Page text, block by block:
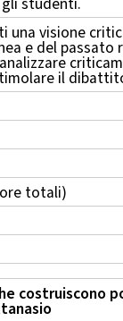
una visione
e del passato
il
totali)
costruiscono